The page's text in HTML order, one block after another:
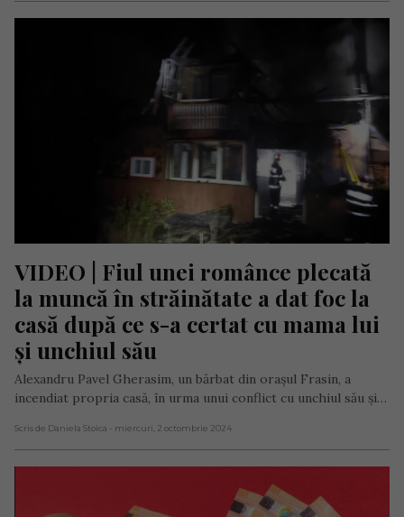
VIDEO | Fiul unei românce plecată
la muncă în străinătate a dat foc la
casă după ce s-a certat cu mama lui
și unchiul său
Alexandru Pavel Gherasim, un bărbat din orașul Frasin, a
incendiat propria casă, în urma unui conflict cu unchiul său și…
Scris de Daniela Stoica - miercuri, 2 octombrie 2024